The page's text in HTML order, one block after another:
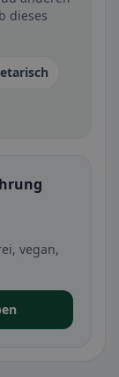
dieses
vegan,